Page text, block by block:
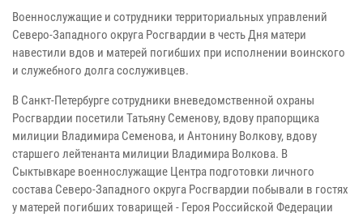
Военнослужащие и сотрудники территориальных управлений
Северо-Западного округа Росгвардии в честь Дня матери
навестили вдов и матерей погибших при исполнении воинского
и служебного долга сослуживцев.
В Санкт-Петербурге сотрудники вневедомственной охраны
Росгвардии посетили Татьяну Семенову, вдову прапорщика
милиции Владимира Семенова, и Антонину Волкову, вдову
старшего лейтенанта милиции Владимира Волкова. В
Сыктывкаре военнослужащие Центра подготовки личного
состава Северо-Западного округа Росгвардии побывали в гостях
у матерей погибших товарищей - Героя Российской Федерации